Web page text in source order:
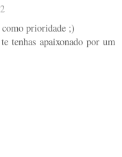
prioridade ;)
tenhas apaixonado por um